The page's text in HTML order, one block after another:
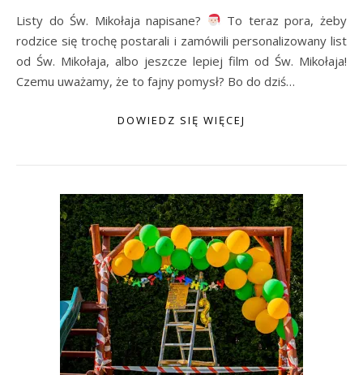
Listy do Św. Mikołaja napisane?
To teraz pora, żeby
rodzice się trochę postarali i zamówili personalizowany list
od Św. Mikołaja, albo jeszcze lepiej film od Św. Mikołaja!
Czemu uważamy, że to fajny pomysł? Bo do dziś…
DOWIEDZ SIĘ WIĘCEJ